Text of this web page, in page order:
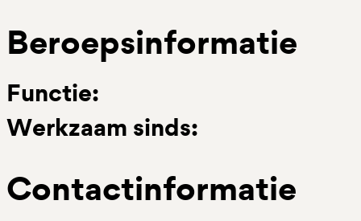
Beroepsinformatie
Functie:
Werkzaam sinds:
Contactinformatie